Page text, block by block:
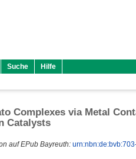
Suche Hilfe
Complexes via Metal
Catalysts
auf EPub Bayreuth: